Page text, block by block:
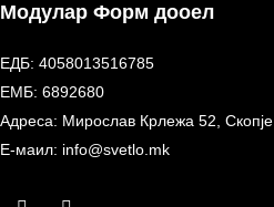
Модулар Форм дооел
ЕДБ: 4058013516785
ЕМБ: 6892680
Адреса: Мирослав Крлежа 52, Скопје
Е-маил: info@svetlo.mk